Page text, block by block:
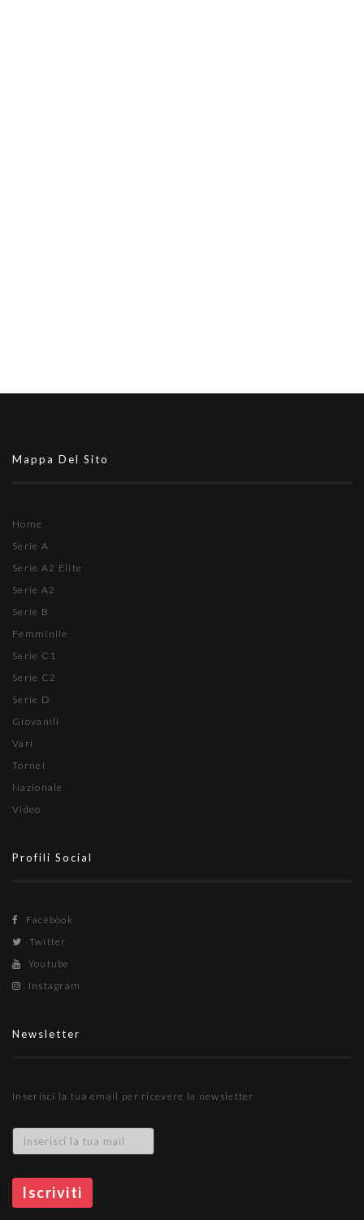
Mappa Del Sito
Home
Serie A
Serie A2 Élite
Serie A2
Serie B
Femminile
Serie C1
Serie C2
Serie D
Giovanili
Vari
Tornei
Nazionale
Video
Profili Social
Facebook
Twitter
Youtube
Instagram
Newsletter
Inserisci la tua email per ricevere la newsletter